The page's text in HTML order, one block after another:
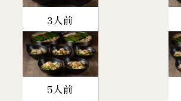
3人前
5人前